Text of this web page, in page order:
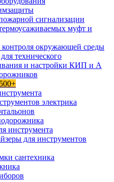
сигнализации
муфт и
контроля окружающей среды
технического
и настройки КИП и А
500+
электрика
инструмента
для инструментов
сантехника